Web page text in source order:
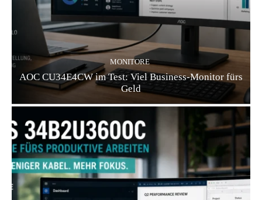
MONITORE
AOC CU34E4CW im Test: Viel Business-Monitor fürs
Geld